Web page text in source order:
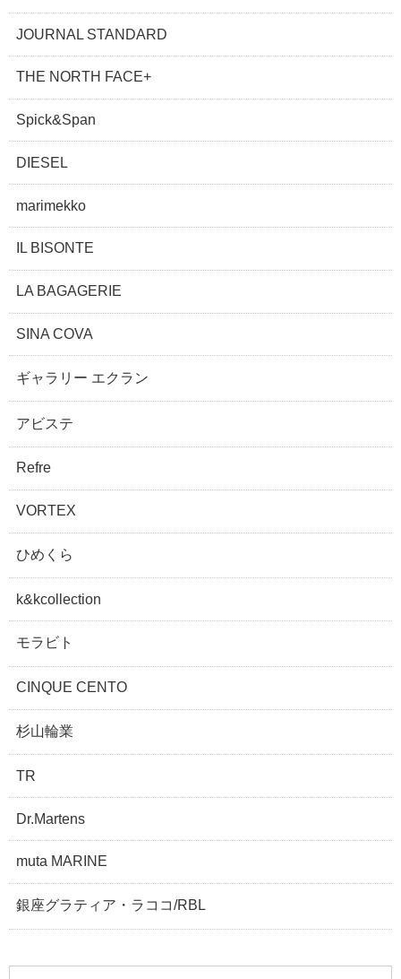
JOURNAL STANDARD
THE NORTH FACE+
Spick&Span
DIESEL
marimekko
IL BISONTE
LA BAGAGERIE
SINA COVA
ギャラリー エクラン
アビステ
Refre
VORTEX
ひめくら
k&kcollection
モラビト
CINQUE CENTO
杉山輪業
TR
Dr.Martens
muta MARINE
銀座グラティア・ラココ/RBL